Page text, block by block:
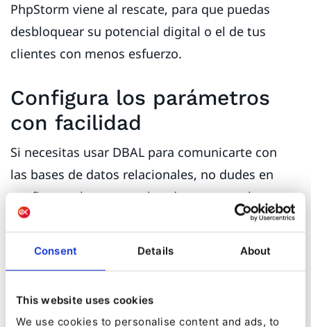
Consent Details About
This website uses cookies
We use cookies to personalise content and ads, to
PhpStorm viene al rescate, para que puedas
desbloquear su potencial digital o el de tus
clientes con menos esfuerzo.
Configura los parámetros
con facilidad
Si necesitas usar DBAL para comunicarte con
las bases de datos relacionales, no dudes en
confiar en el autocompletado contextual que
proporciona el complemento. Simplemente
ahorrará una gran parte de la molestia